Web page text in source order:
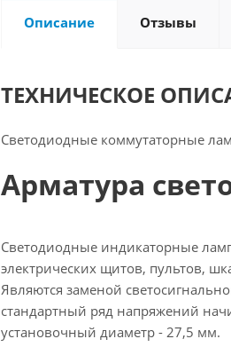
Описание Отзывы
ТЕХНИЧЕСКОЕ
Светодиодные коммутаторные
Арматура
Светодиодные индикаторные
электрических щитов, пультов,
Являются заменой
стандартный ряд напряжений
установочный диаметр - 27,5 мм.